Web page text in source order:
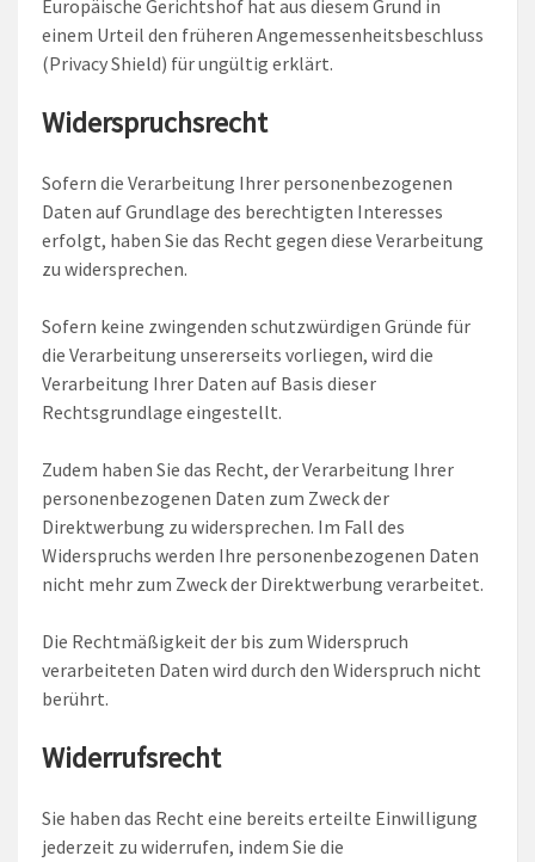
Europäische Gerichtshof hat aus diesem Grund in
einem Urteil den früheren Angemessenheitsbeschluss
(Privacy Shield) für ungültig erklärt.
Widerspruchsrecht
Sofern die Verarbeitung Ihrer personenbezogenen
Daten auf Grundlage des berechtigten Interesses
erfolgt, haben Sie das Recht gegen diese Verarbeitung
zu widersprechen.
Sofern keine zwingenden schutzwürdigen Gründe für
die Verarbeitung unsererseits vorliegen, wird die
Verarbeitung Ihrer Daten auf Basis dieser
Rechtsgrundlage eingestellt.
Zudem haben Sie das Recht, der Verarbeitung Ihrer
personenbezogenen Daten zum Zweck der
Direktwerbung zu widersprechen. Im Fall des
Widerspruchs werden Ihre personenbezogenen Daten
nicht mehr zum Zweck der Direktwerbung verarbeitet.
Die Rechtmäßigkeit der bis zum Widerspruch
verarbeiteten Daten wird durch den Widerspruch nicht
berührt.
Widerrufsrecht
Sie haben das Recht eine bereits erteilte Einwilligung
jederzeit zu widerrufen, indem Sie die